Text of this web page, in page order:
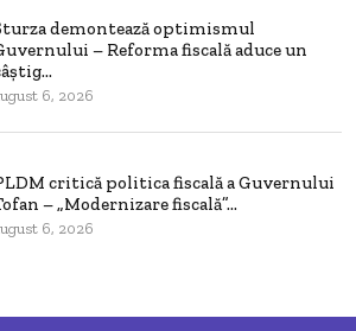
demontează optimismul
– Reforma fiscală aduce un
6, 2026
critică politica fiscală a Guvernului
– „Modernizare fiscală”...
6, 2026